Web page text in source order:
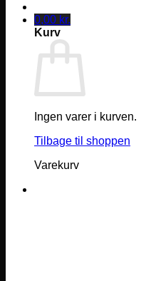
0,00 kr.
Kurv
Ingen varer i kurven.
Tilbage til shoppen
Varekurv